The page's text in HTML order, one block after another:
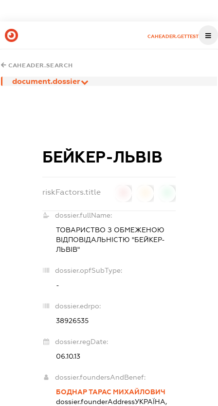
CAHEADER.GETTEST
CAHEADER.SEARCH
document.dossier
БЕЙКЕР-ЛЬВІВ
riskFactors.title
dossier.fullName:
ТОВАРИСТВО З ОБМЕЖЕНОЮ
ВІДПОВІДАЛЬНІСТЮ "БЕЙКЕР-
ЛЬВІВ"
dossier.opfSubType:
-
dossier.edrpo:
38926535
dossier.regDate:
06.10.13
dossier.foundersAndBenef:
БОДНАР ТАРАС МИХАЙЛОВИЧ
dossier.founderAddressУКРАЇНА,